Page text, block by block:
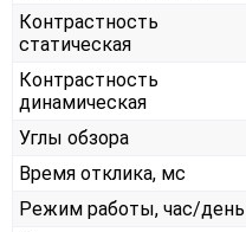
Контрастность
статическая
Контрастность
динамическая
Углы обзора
Время отклика, мс
Режим работы, час/день